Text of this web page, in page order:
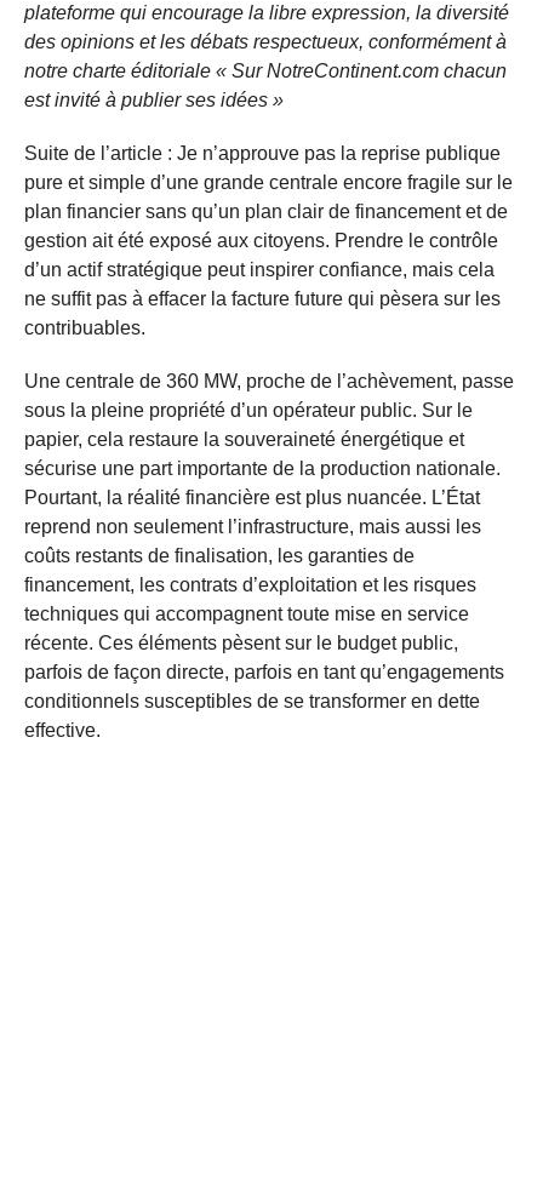
plateforme qui encourage la libre expression, la diversité
des opinions et les débats respectueux, conformément à
notre charte éditoriale « Sur NotreContinent.com chacun
est invité à publier ses idées »
Suite de l’article : Je n’approuve pas la reprise publique
pure et simple d’une grande centrale encore fragile sur le
plan financier sans qu’un plan clair de financement et de
gestion ait été exposé aux citoyens. Prendre le contrôle
d’un actif stratégique peut inspirer confiance, mais cela
ne suffit pas à effacer la facture future qui pèsera sur les
contribuables.
Une centrale de 360 MW, proche de l’achèvement, passe
sous la pleine propriété d’un opérateur public. Sur le
papier, cela restaure la souveraineté énergétique et
sécurise une part importante de la production nationale.
Pourtant, la réalité financière est plus nuancée. L’État
reprend non seulement l’infrastructure, mais aussi les
coûts restants de finalisation, les garanties de
financement, les contrats d’exploitation et les risques
techniques qui accompagnent toute mise en service
récente. Ces éléments pèsent sur le budget public,
parfois de façon directe, parfois en tant qu’engagements
conditionnels susceptibles de se transformer en dette
effective.